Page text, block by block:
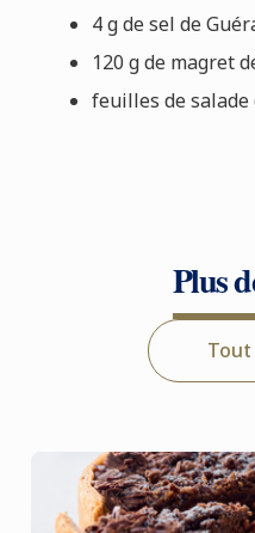
4 g de sel de
120 g de magret
feuilles de salade
Plus